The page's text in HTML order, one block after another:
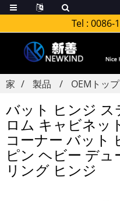
Tel : 0086-
家 製品 OEMトップ
バット ヒンジ ス
ロム キャビネッ
コーナー バット
ピン ヘビー デ
リング ヒンジ